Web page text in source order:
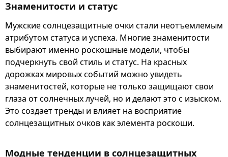
Знаменитости и статус
Мужские солнцезащитные очки стали неотъемлемым
атрибутом статуса и успеха. Многие знаменитости
выбирают именно роскошные модели, чтобы
подчеркнуть свой стиль и статус. На красных
дорожках мировых событий можно увидеть
знаменитостей, которые не только защищают свои
глаза от солнечных лучей, но и делают это с изыском.
Это создает тренды и влияет на восприятие
солнцезащитных очков как элемента роскоши.
Модные тенденции в солнцезащитных